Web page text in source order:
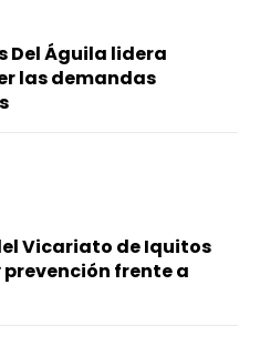
Del Águila lidera
las demandas
Vicariato de Iquitos
frente a